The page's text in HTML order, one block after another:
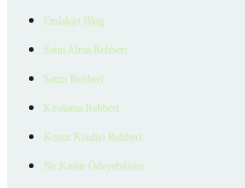
Emlakjet Blog
Satın Alma Rehberi
Satıcı Rehberi
Kiralama Rehberi
Konut Kredisi Rehberi
Ne Kadar Ödeyebilirim